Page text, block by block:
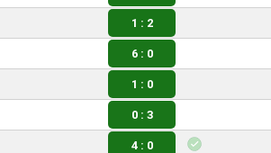
1 : 2
6 : 0
1 : 0
0 : 3
4 : 0